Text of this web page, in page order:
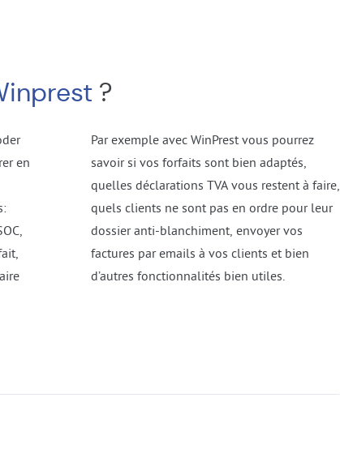
?
en
Par exemple avec WinPrest vous pourrez
savoir si vos forfaits sont bien adaptés,
quelles déclarations TVA vous restent à faire,
quels clients ne sont pas en ordre pour leur
dossier anti-blanchiment, envoyer vos
factures par emails à vos clients et bien
d’autres fonctionnalités bien utiles.